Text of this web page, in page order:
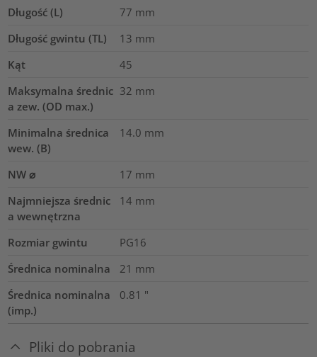
Długość (L)
77 mm
Długość gwintu (TL)
13 mm
Kąt
45
Maksymalna średnic
a zew. (OD max.)
32 mm
Minimalna średnica
wew. (B)
14.0 mm
NW ⌀ 17 mm
Najmniejsza średnic
a wewnętrzna
14 mm
Rozmiar gwintu
PG16
Średnica nominalna
21 mm
Średnica nominalna
(imp.)
0.81 "
Pliki do pobrania